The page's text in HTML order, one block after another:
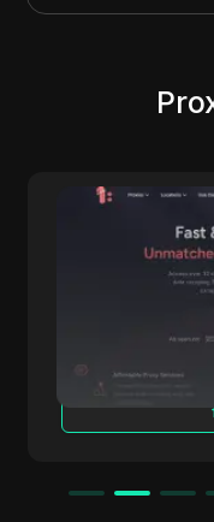
IpnProxy.com
đầu cho các
nhân, cung cấp
cho thu thập
và duyệt web
cấp nhiều tính
và xứng đáng